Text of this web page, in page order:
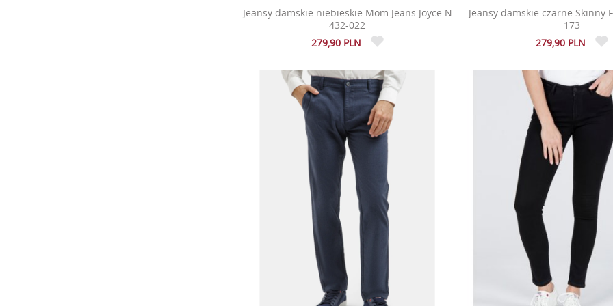
Jeansy damskie niebieskie Mom Jeans Joyce N
432-022
279,90 PLN
Jeansy damskie czarne Skinny
173
279,90 PLN